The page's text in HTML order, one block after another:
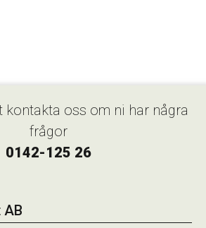
kontakta oss om ni har några
frågor
0142-125 26